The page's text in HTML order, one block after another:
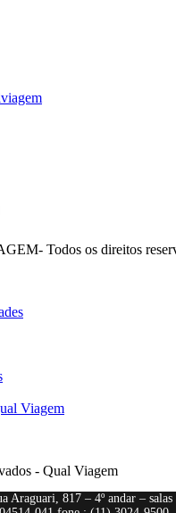
Todos os direitos
Viagem
- Qual Viagem
Araguari, 817 – 4º andar –